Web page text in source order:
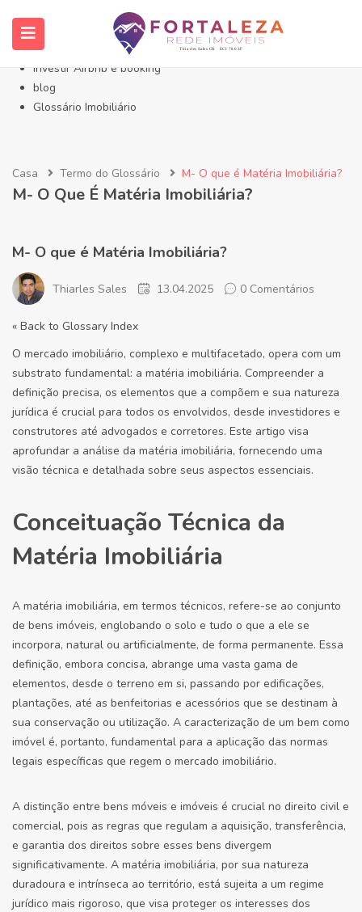
Início- Imóveis Fortaleza Eusébio
Imóveis em Fortaleza
Imóveis no Eusébio
Investir Airbnb e booking
blog
Glossário Imobiliário
Casa Termo do Glossário M- O que é Matéria Imobiliária?
M- O Que É Matéria Imobiliária?
M- O que é Matéria Imobiliária?
Thiarles Sales 13.04.2025 0 Comentários
« Back to Glossary Index
O mercado imobiliário, complexo e multifacetado, opera com um
substrato fundamental: a matéria imobiliária. Compreender a
definição precisa, os elementos que a compõem e sua natureza
jurídica é crucial para todos os envolvidos, desde investidores e
construtores até advogados e corretores. Este artigo visa
aprofundar a análise da matéria imobiliária, fornecendo uma
visão técnica e detalhada sobre seus aspectos essenciais.
Conceituação Técnica da
Matéria Imobiliária
A matéria imobiliária, em termos técnicos, refere-se ao conjunto
de bens imóveis, englobando o solo e tudo o que a ele se
incorpora, natural ou artificialmente, de forma permanente. Essa
definição, embora concisa, abrange uma vasta gama de
elementos, desde o terreno em si, passando por edificações,
plantações, até as benfeitorias e acessórios que se destinam à
sua conservação ou utilização. A caracterização de um bem como
imóvel é, portanto, fundamental para a aplicação das normas
legais específicas que regem o mercado imobiliário.
A distinção entre bens móveis e imóveis é crucial no direito civil e
comercial, pois as regras que regulam a aquisição, transferência,
e garantia dos direitos sobre esses bens divergem
significativamente. A matéria imobiliária, por sua natureza
duradoura e intrínseca ao território, está sujeita a um regime
jurídico mais rigoroso, que visa proteger os interesses dos